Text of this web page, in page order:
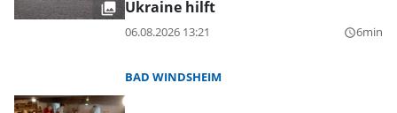
Ukraine hilft
06.08.2026 13:21 query_builder6min
BAD WINDSHEIM